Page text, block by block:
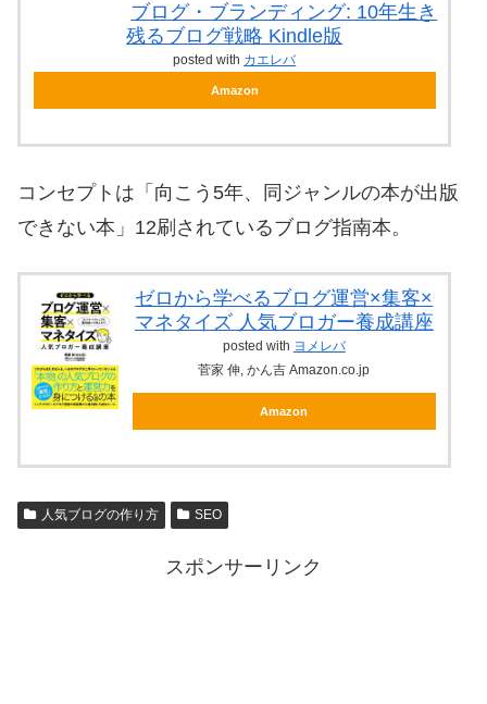
ブログ・ブランディング: 10年生き
残るブログ戦略 Kindle版
posted with カエレバ
Amazon
コンセプトは「向こう5年、同ジャンルの本が出版
できない本」12刷されているブログ指南本。
ゼロから学べるブログ運営×集客×
マネタイズ 人気ブロガー養成講座
posted with ヨメレバ
菅家 伸, かん吉 Amazon.co.jp
Amazon
人気ブログの作り方 SEO
スポンサーリンク